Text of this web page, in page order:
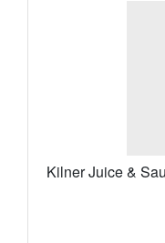
Kilner Juice &